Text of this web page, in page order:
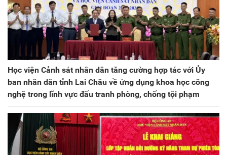
Học viện Cảnh sát nhân dân tăng cường hợp tác với Ủy
ban nhân dân tỉnh Lai Châu về ứng dụng khoa học công
nghệ trong lĩnh vực đấu tranh phòng, chống tội phạm